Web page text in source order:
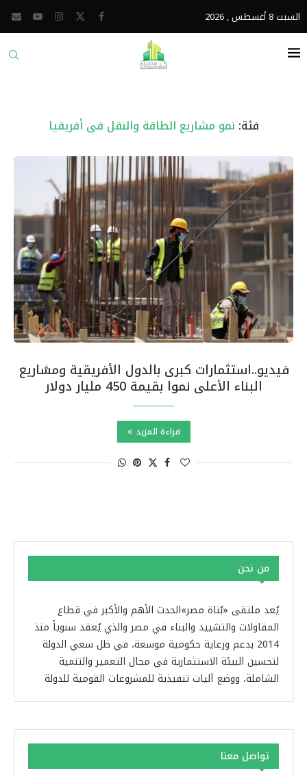
السبت 8 أغسطس , 2026
فئة: نمو مشاريع الطاقة والنقل فى أفريقيا
فيديو..استثمارات كبرى بالدول الأفريقية ومشاريع
البناء الأعلى نموا بقيمة 450 مليار دولار
قراءة المزيد
من نحن
يُعد ملتقى «بُناة مصر»الحدث الأهم والأكبر في قطاع
المقاولات والتشييد والبناء في مصر والذي يُعقد سنوياً منذ
2014 بدعم ورعاية حكومية موسعة، في ظل سعي الدولة
لتحسين البيئة الاستثمارية في مجال التعمير والتنمية
الشاملة، ووضع آليات تنفيذية للمشروعات القومية للدولة
تواصل معنا